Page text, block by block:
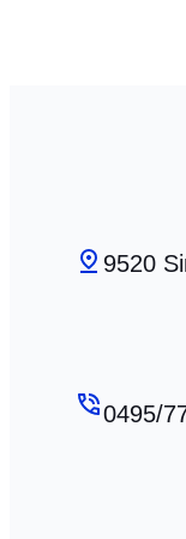
9520
0495/